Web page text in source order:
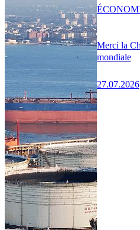
Merci la
mondiale
27.07.2026